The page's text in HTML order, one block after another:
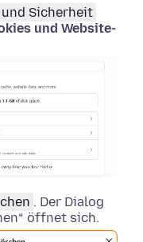
Sicherheit
und Website-
. Der Dialog
öffnet sich.